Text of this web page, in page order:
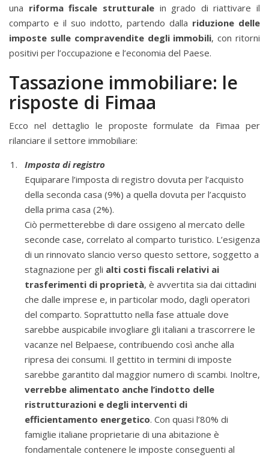
una riforma fiscale strutturalein grado di riattivare il
comparto e il suo indotto, partendo dalla riduzione delle
imposte sulle compravendite degli immobili, con ritorni
positivi per l’occupazione e l’economia del Paese.
Tassazione immobiliare: le
risposte di Fimaa
Ecco nel dettaglio le proposte formulate da Fimaa per
rilanciare il settore immobiliare:
Imposta di registro
Equiparare l’imposta di registro dovuta per l’acquisto
della seconda casa (9%) a quella dovuta per l’acquisto
della prima casa (2%).
Ciò permetterebbe di dare ossigeno al mercato delle
seconde case, correlato al comparto turistico. L’esigenza
di un rinnovato slancio verso questo settore, soggetto a
stagnazione per gli alti costi fiscali relativi ai
trasferimenti di proprietà, è avvertita sia dai cittadini
che dalle imprese e, in particolar modo, dagli operatori
del comparto. Soprattutto nella fase attuale dove
sarebbe auspicabile invogliare gli italiani a trascorrere le
vacanze nel Belpaese, contribuendo così anche alla
ripresa dei consumi. Il gettito in termini di imposte
sarebbe garantito dal maggior numero di scambi. Inoltre,
verrebbe alimentato anche l’indotto delle
ristrutturazioni e degli interventi di
efficientamento energetico. Con quasi l’80% di
famiglie italiane proprietarie di una abitazione è
fondamentale contenere le imposte conseguenti al